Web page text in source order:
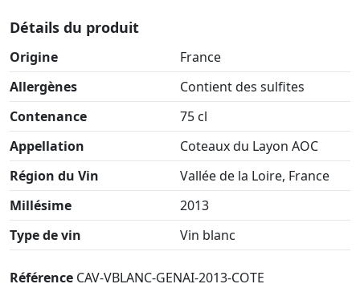
Détails du produit
Origine
France
Allergènes
Contient des sulfites
Contenance
75 cl
Appellation
Coteaux du Layon AOC
Région du Vin
Vallée de la Loire, France
Millésime
2013
Type de vin
Vin blanc
Référence CAV-VBLANC-GENAI-2013-COTE